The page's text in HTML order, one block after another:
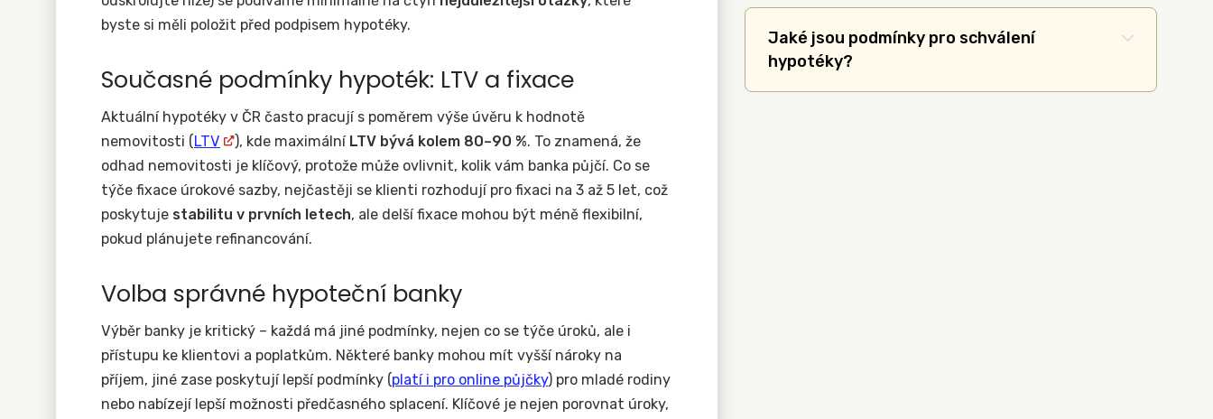
byste si měli položit před podpisem hypotéky.
Současné podmínky hypoték: LTV a fixace
Aktuální hypotéky v ČR často pracují s poměrem výše úvěru k hodnotě
nemovitosti (LTV ), kde maximální LTV bývá kolem 80–90 %. To znamená, že
odhad nemovitosti je klíčový, protože může ovlivnit, kolik vám banka půjčí. Co se
týče fixace úrokové sazby, nejčastěji se klienti rozhodují pro fixaci na 3 až 5 let, což
poskytuje stabilitu v prvních letech, ale delší fixace mohou být méně flexibilní,
pokud plánujete refinancování.
Volba správné hypoteční banky
Výběr banky je kritický – každá má jiné podmínky, nejen co se týče úroků, ale i
přístupu ke klientovi a poplatkům. Některé banky mohou mít vyšší nároky na
příjem, jiné zase poskytují lepší podmínky (platí i pro online půjčky) pro mladé rodiny
nebo nabízejí lepší možnosti předčasného splacení. Klíčové je nejen porovnat úroky,
Jaké jsou podmínky pro schválení
hypotéky?